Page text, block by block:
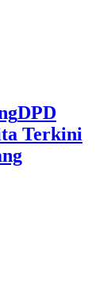
DPD
Terkini